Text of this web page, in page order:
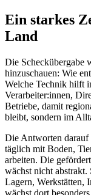
Ein starkes
Land
Die Scheckübergabe
hinzuschauen: Wie
Welche Technik hilft
Verarbeiter:innen,
Betriebe, damit
bleibt, sondern im
Die Antworten darauf
täglich mit Boden,
arbeiten. Die
wächst nicht
Lagern, Werkstätten,